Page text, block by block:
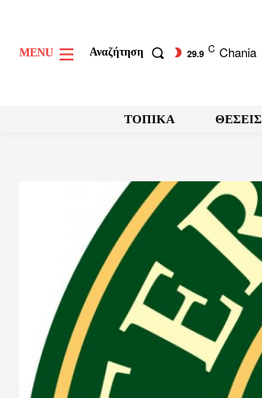
MENU Αναζήτηση 29.9 C Chania
ΤΟΠΙΚΑ ΘΕΣΕΙΣ